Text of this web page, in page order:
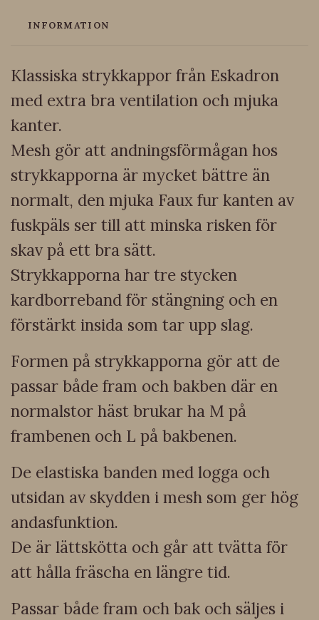
INFORMATION
Klassiska strykkappor från Eskadron
med extra bra ventilation och mjuka
kanter.
Mesh gör att andningsförmågan hos
strykkapporna är mycket bättre än
normalt, den mjuka Faux fur kanten av
fuskpäls ser till att minska risken för
skav på ett bra sätt.
Strykkapporna har tre stycken
kardborreband för stängning och en
förstärkt insida som tar upp slag.
Formen på strykkapporna gör att de
passar både fram och bakben där en
normalstor häst brukar ha M på
frambenen och L på bakbenen.
De elastiska banden med logga och
utsidan av skydden i mesh som ger hög
andasfunktion.
De är lättskötta och går att tvätta för
att hålla fräscha en längre tid.
Passar både fram och bak och säljes i